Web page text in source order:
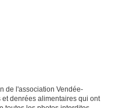
de l'association Vendée-
denrées alimentaires qui ont